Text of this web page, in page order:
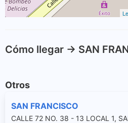
Cómo llegar -> SAN
Otros
SAN FRANCISCO
CALLE 72 NO. 38 - 13 LOCAL 1,